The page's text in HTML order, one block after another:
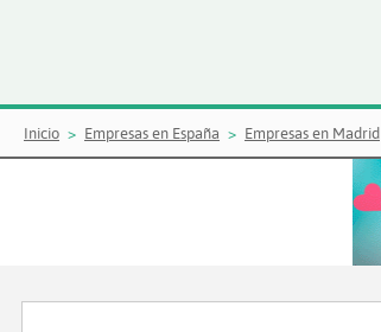
Inicio Empresas en España Empresas en Madrid